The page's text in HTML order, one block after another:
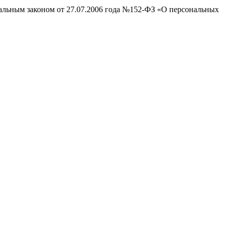
законом от 27.07.2006 года №152-ФЗ «О персональных